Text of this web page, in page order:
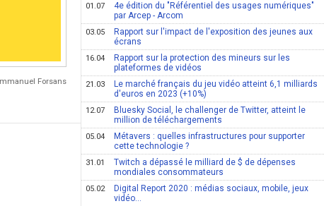
Forsans
01.07
4e édition du "Référentiel des usages numériques"
par Arcep - Arcom
03.05
Rapport sur l'impact de l'exposition des jeunes aux
écrans
16.04
Rapport sur la protection des mineurs sur les
plateformes de vidéos
21.03
Le marché français du jeu vidéo atteint 6,1 milliards
d'euros en 2023 (+10%)
12.07
Bluesky Social, le challenger de Twitter, atteint le
million de téléchargements
05.04
Métavers : quelles infrastructures pour supporter
cette technologie ?
31.01
Twitch a dépassé le milliard de $ de dépenses
mondiales consommateurs
05.02
Digital Report 2020 : médias sociaux, mobile, jeux
vidéo...